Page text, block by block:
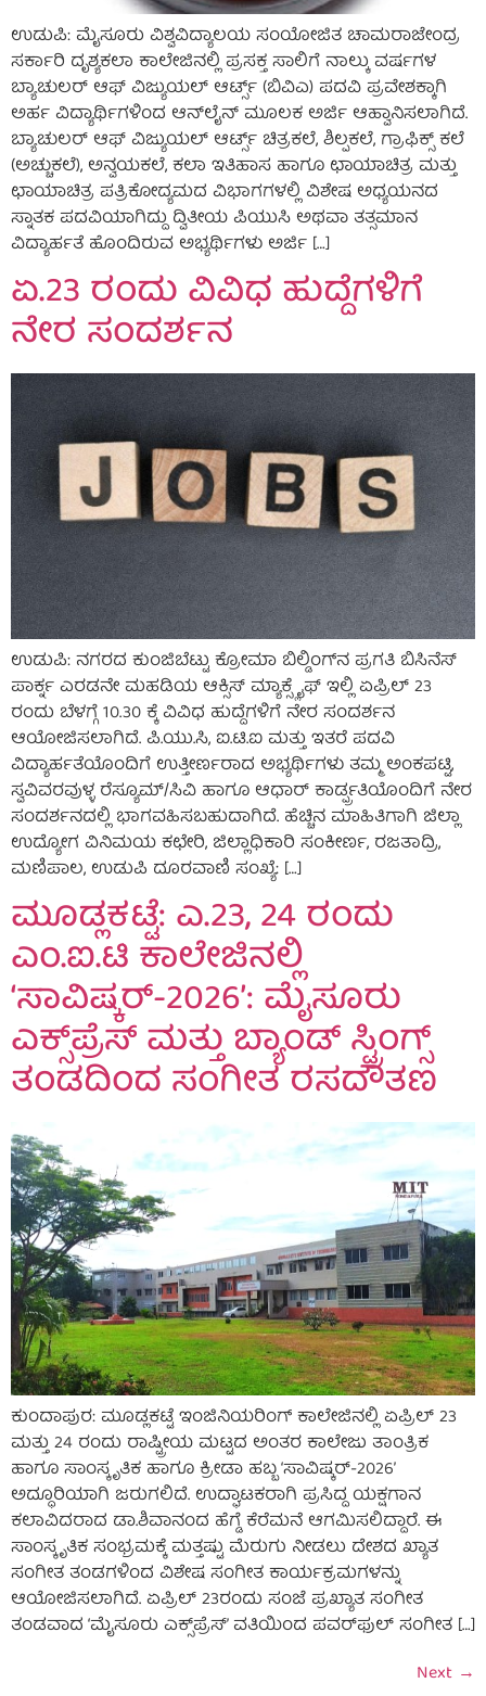
ಉಡುಪಿ: ಮೈಸೂರು ವಿಶ್ವವಿದ್ಯಾಲಯ ಸಂಯೋಜಿತ ಚಾಮರಾಜೇಂದ್ರ
ಸರ್ಕಾರಿ ದೃಶ್ಯಕಲಾ ಕಾಲೇಜಿನಲ್ಲಿ ಪ್ರಸಕ್ತ ಸಾಲಿಗೆ ನಾಲ್ಕು ವರ್ಷಗಳ
ಬ್ಯಾಚುಲರ್ ಆಫ್ ವಿಜ್ಯುಯಲ್ ಆರ್ಟ್ಸ್ (ಬಿವಿಎ) ಪದವಿ ಪ್ರವೇಶಕ್ಕಾಗಿ
ಅರ್ಹ ವಿದ್ಯಾರ್ಥಿಗಳಿಂದ ಆನ್‌ಲೈನ್ ಮೂಲಕ ಅರ್ಜಿ ಆಹ್ವಾನಿಸಲಾಗಿದೆ.
ಬ್ಯಾಚುಲರ್ ಆಫ್ ವಿಜ್ಯುಯಲ್ ಆರ್ಟ್ಸ್ ಚಿತ್ರಕಲೆ, ಶಿಲ್ಪಕಲೆ, ಗ್ರಾಫಿಕ್ಸ್ ಕಲೆ
(ಅಚ್ಚುಕಲೆ), ಅನ್ವಯಕಲೆ, ಕಲಾ ಇತಿಹಾಸ ಹಾಗೂ ಛಾಯಾಚಿತ್ರ ಮತ್ತು
ಛಾಯಾಚಿತ್ರ ಪತ್ರಿಕೋದ್ಯಮದ ವಿಭಾಗಗಳಲ್ಲಿ ವಿಶೇಷ ಅಧ್ಯಯನದ
ಸ್ನಾತಕ ಪದವಿಯಾಗಿದ್ದು ದ್ವಿತೀಯ ಪಿಯುಸಿ ಅಥವಾ ತತ್ಸಮಾನ
ವಿದ್ಯಾರ್ಹತೆ ಹೊಂದಿರುವ ಅಭ್ಯರ್ಥಿಗಳು ಅರ್ಜಿ […]
ಏ.23 ರಂದು ವಿವಿಧ ಹುದ್ದೆಗಳಿಗೆ
ನೇರ ಸಂದರ್ಶನ
ಉಡುಪಿ: ನಗರದ ಕುಂಜಿಬೆಟ್ಟು ಕ್ರೋಮಾ ಬಿಲ್ಡಿಂಗ್‌ನ ಪ್ರಗತಿ ಬಿಸಿನೆಸ್
ಪಾರ್ಕ್ನ ಎರಡನೇ ಮಹಡಿಯ ಆಕ್ಸಿಸ್ ಮ್ಯಾಕ್ಸ್ಲೈಫ್ ಇಲ್ಲಿ ಏಪ್ರಿಲ್ 23
ರಂದು ಬೆಳಗ್ಗೆ 10.30 ಕ್ಕೆ ವಿವಿಧ ಹುದ್ದೆಗಳಿಗೆ ನೇರ ಸಂದರ್ಶನ
ಆಯೋಜಿಸಲಾಗಿದೆ. ಪಿ.ಯು.ಸಿ, ಐ.ಟಿ.ಐ ಮತ್ತು ಇತರೆ ಪದವಿ
ವಿದ್ಯಾರ್ಹತೆಯೊಂದಿಗೆ ಉತ್ತೀರ್ಣರಾದ ಅಭ್ಯರ್ಥಿಗಳು ತಮ್ಮ ಅಂಕಪಟ್ಟಿ,
ಸ್ವವಿವರವುಳ್ಳ ರೆಸ್ಯೂಮ್/ಸಿವಿ ಹಾಗೂ ಆಧಾರ್ ಕಾರ್ಡ್ಪ್ರತಿಯೊಂದಿಗೆ ನೇರ
ಸಂದರ್ಶನದಲ್ಲಿ ಭಾಗವಹಿಸಬಹುದಾಗಿದೆ. ಹೆಚ್ಚಿನ ಮಾಹಿತಿಗಾಗಿ ಜಿಲ್ಲಾ
ಉದ್ಯೋಗ ವಿನಿಮಯ ಕಛೇರಿ, ಜಿಲ್ಲಾಧಿಕಾರಿ ಸಂಕೀರ್ಣ, ರಜತಾದ್ರಿ,
ಮಣಿಪಾಲ, ಉಡುಪಿ ದೂರವಾಣಿ ಸಂಖ್ಯೆ: […]
ಮೂಡ್ಲಕಟ್ಟೆ: ಎ.23, 24 ರಂದು
ಎಂ.ಐ.ಟಿ ಕಾಲೇಜಿನಲ್ಲಿ
‘ಸಾವಿಷ್ಕರ್-2026’: ಮೈಸೂರು
ಎಕ್ಸ್‌ಪ್ರೆಸ್ ಮತ್ತು ಬ್ಯಾಂಡ್ ಸ್ಟ್ರಿಂಗ್ಸ್
ತಂಡದಿಂದ ಸಂಗೀತ ರಸದೌತಣ
ಕುಂದಾಪುರ: ಮೂಡ್ಲಕಟ್ಟೆ ಇಂಜಿನಿಯರಿಂಗ್ ಕಾಲೇಜಿನಲ್ಲಿ ಏಪ್ರಿಲ್ 23
ಮತ್ತು 24 ರಂದು ರಾಷ್ಟ್ರೀಯ ಮಟ್ಟದ ಅಂತರ ಕಾಲೇಜು ತಾಂತ್ರಿಕ
ಹಾಗೂ ಸಾಂಸ್ಕೃತಿಕ ಹಾಗೂ ಕ್ರೀಡಾ ಹಬ್ಬ ‘ಸಾವಿಷ್ಕರ್-2026’
ಅದ್ಧೂರಿಯಾಗಿ ಜರುಗಲಿದೆ. ಉದ್ಘಾಟಕರಾಗಿ ಪ್ರಸಿದ್ದ ಯಕ್ಷಗಾನ
ಕಲಾವಿದರಾದ ಡಾ.ಶಿವಾನಂದ ಹೆಗ್ಡೆ ಕೆರೆಮನೆ ಆಗಮಿಸಲಿದ್ದಾರೆ. ಈ
ಸಾಂಸ್ಕೃತಿಕ ಸಂಭ್ರಮಕ್ಕೆ ಮತ್ತಷ್ಟು ಮೆರುಗು ನೀಡಲು ದೇಶದ ಖ್ಯಾತ
ಸಂಗೀತ ತಂಡಗಳಿಂದ ವಿಶೇಷ ಸಂಗೀತ ಕಾರ್ಯಕ್ರಮಗಳನ್ನು
ಆಯೋಜಿಸಲಾಗಿದೆ. ಏಪ್ರಿಲ್ 23ರಂದು ಸಂಜೆ ಪ್ರಖ್ಯಾತ ಸಂಗೀತ
ತಂಡವಾದ ‘ಮೈಸೂರು ಎಕ್ಸ್‌ಪ್ರೆಸ್’ ವತಿಯಿಂದ ಪವರ್‌ಫುಲ್ ಸಂಗೀತ […]
Next →